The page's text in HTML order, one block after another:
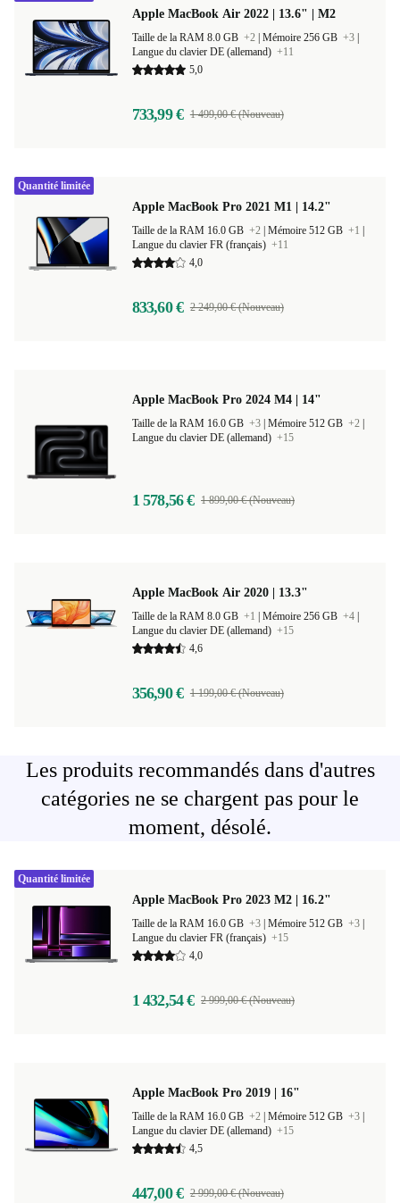
Apple MacBook Air 2022 | 13.6" | M2
Taille de la RAM 8.0 GB +2 Mémoire 256 GB +3
Langue du clavier DE (allemand) +11
5,0
733,99 € 1 499,00 € (Nouveau)
Apple MacBook Pro 2021 M1 | 14.2"
Taille de la RAM 16.0 GB +2 Mémoire 512 GB +1
Langue du clavier FR (français) +11
4,0
833,60 € 2 249,00 € (Nouveau)
Quantité limitée
Apple MacBook Pro 2024 M4 | 14"
Taille de la RAM 16.0 GB +3 Mémoire 512 GB +2
Langue du clavier DE (allemand) +15
1 578,56 € 1 899,00 € (Nouveau)
Apple MacBook Air 2020 | 13.3"
Taille de la RAM 8.0 GB +1 Mémoire 256 GB +4
Langue du clavier DE (allemand) +15
4,6
356,90 € 1 199,00 € (Nouveau)
Les produits recommandés dans d'autres
catégories ne se chargent pas pour le
moment, désolé.
Apple MacBook Pro 2023 M2 | 16.2"
Taille de la RAM 16.0 GB +3 Mémoire 512 GB +3
Langue du clavier FR (français) +15
4,0
1 432,54 € 2 999,00 € (Nouveau)
Quantité limitée
Apple MacBook Pro 2019 | 16"
Taille de la RAM 16.0 GB +2 Mémoire 512 GB +3
Langue du clavier DE (allemand) +15
4,5
447,00 € 2 999,00 € (Nouveau)